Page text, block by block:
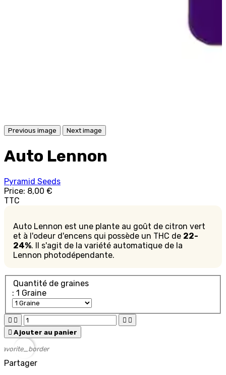
Previous image Next image
Auto Lennon
Pyramid Seeds
Price: 8,00 €
TTC
Auto Lennon est une plante au goût de citron vert
et à l'odeur d'encens qui possède un THC de 22-
24%. Il s'agit de la variété automatique de la
Lennon photodépendante.
Quantité de graines
: 1 Graine
   
 Ajouter au panier
favorite_border
Partager